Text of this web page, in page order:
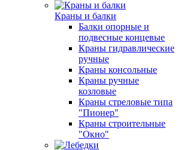
Краны и балки
Балки опорные и
подвесные концевые
Краны гидравлические
ручные
Краны консольные
Краны ручные
козловые
Краны стреловые типа
"Пионер"
Краны строительные
"Окно"